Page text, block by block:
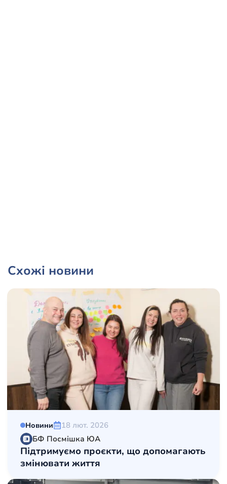
Схожі новини
Новини
18 лют. 2026
БФ Посмішка ЮА
Підтримуємо проєкти, що допомагають
змінювати життя